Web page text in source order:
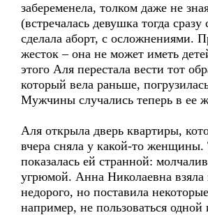
забеременела, толком даже не
(встречалась девушка тогда сразу
сделала аборт, с осложнениями.
жесток – она не может иметь
этого Аля перестала вести тот
который вела раньше,
Мужчины случались теперь в ее
Аля открыла дверь квартиры,
вчера сняла у какой-то женщины.
показалась ей странной:
угрюмой. Анна Николаевна взяла
недорого, но поставила
например, не пользоваться одной